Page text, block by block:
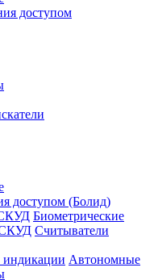
доступом
доступом (Болид)
Биометрические
СКУД Считыватели
индикации Автономные